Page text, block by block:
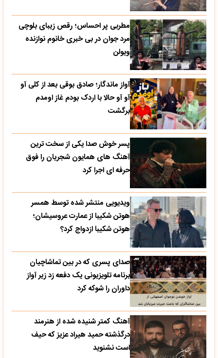
مطربی پر احساس؛ رقص زیبای بلوچی
مرد جوان در بی خبری خانوم نوازنده
ویولن
آواز ماندگار؛ صادق بوقی بعد از کلی آو
آو آو حالا با اردک بودم غاز اومدم
برگشت
پسر خوش صدا یکی از سخت ترین
آهنگ های همایون شجریان را فوق
حرفه ای اجرا کرد
ویدیویی منتشر شده توسط همسر
هوتن شکیبا از عمارت عروسیشان؛
هوتن شکیبا ازدواج کرد؟
صدای پسری که در بین تماشاچیان
برنامه تلویزیونی یک دفعه زد زیر آواز
داوران را شوکه کرد
آهنگ کمتر شنیده شده از هنرمند
درگذشته حمید هیراد عزیز که حیف
است نشنوید